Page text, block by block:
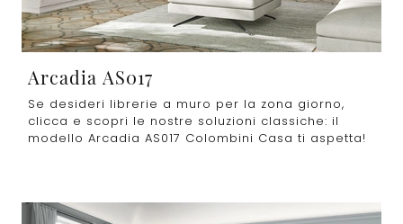
Arcadia AS017
Se desideri librerie a muro per la zona giorno,
clicca e scopri le nostre soluzioni classiche: il
modello Arcadia AS017 Colombini Casa ti aspetta!